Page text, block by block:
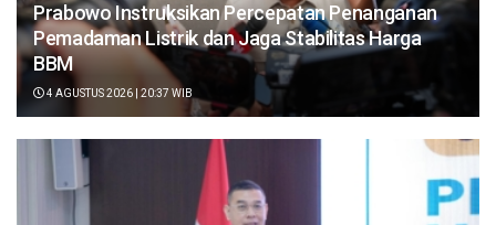
Prabowo Instruksikan Percepatan Penanganan
Pemadaman Listrik dan Jaga Stabilitas Harga
BBM
4 AGUSTUS 2026 | 20:37 WIB